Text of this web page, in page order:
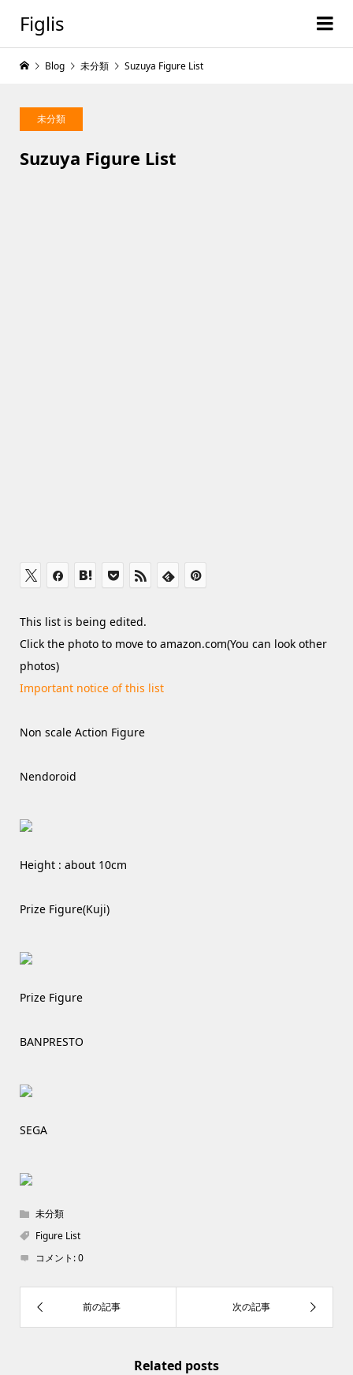
Figlis
未分類
Suzuya Figure List
Blog 未分類 Suzuya Figure List
This list is being edited.
Click the photo to move to amazon.com(You can look other
photos)
Important notice of this list
Non scale Action Figure
Nendoroid
Height : about 10cm
Prize Figure(Kuji)
Prize Figure
BANPRESTO
SEGA
未分類
Figure List
コメント:0
Related posts